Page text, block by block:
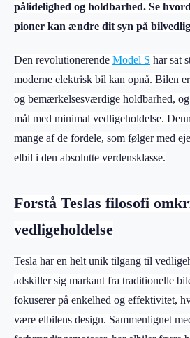
pålidelighed og holdbarhed. Se
pioner kan ændre dit syn på
Den revolutionerende Model S har sat
moderne elektrisk bil kan opnå. Bilen
og bemærkelsesværdige holdbarhed,
mål med minimal vedligeholdelse.
mange af de fordele, som følger med
elbil i den absolutte verdensklasse.
Forstå Teslas filosofi
vedligeholdelse
Tesla har en helt unik tilgang til
adskiller sig markant fra traditionelle
fokuserer på enkelhed og effektivitet,
være elbilens design. Sammenlignet